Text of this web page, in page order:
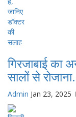
गिरजाबाई का
सालों से
Admin Jan 23, 2025